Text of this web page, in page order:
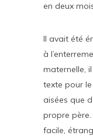
en deux
Il avait été
à
maternelle,
texte pour
aisées que
propre père.
facile,